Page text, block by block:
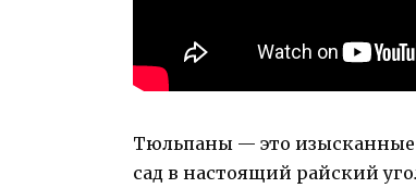
Тюльпаны — это изысканные
сад в настоящий райский